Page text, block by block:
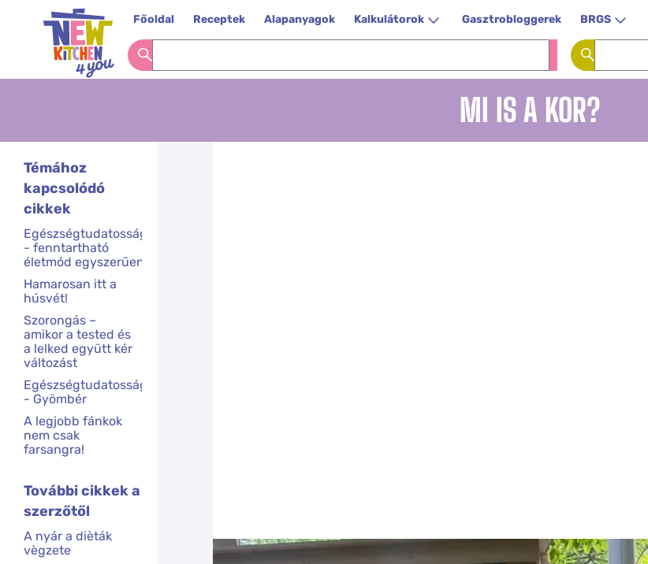
Főoldal Receptek Alapanyagok Kalkulátorok Gasztrobloggerek BRGS
MI IS A KOR?
Témához
kapcsolódó
cikkek
Egészségtudatosság
- fenntartható
életmód egyszerűen
Hamarosan itt a
húsvét!
Szorongás –
amikor a tested és
a lelked együtt kér
változást
Egészségtudatosság
- Gyömbér
A legjobb fánkok
nem csak
farsangra!
További cikkek a
szerzőtől
A nyár a dièták
vègzete